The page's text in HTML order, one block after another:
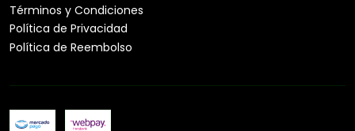
Términos y Condiciones
Política de Privacidad
Política de Reembolso